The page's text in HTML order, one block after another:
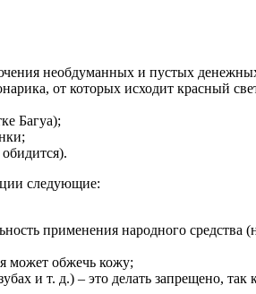
необдуманных и пустых
от которых исходит красный
Багуа);
следующие:
применения народного
может обжечь кожу;
и т. д.) – это делать запрещено,